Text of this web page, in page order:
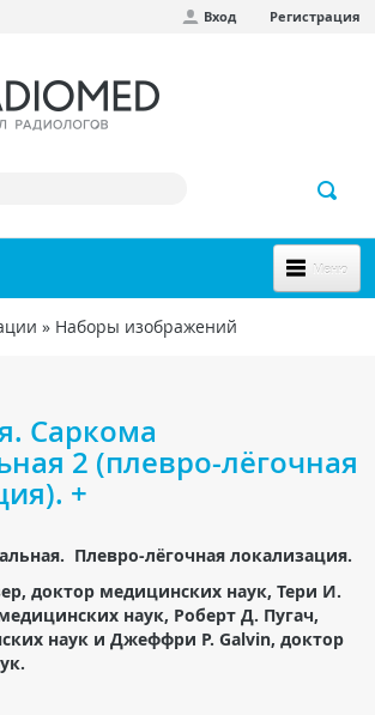
Вход Регистрация
Меню
ссылок
» Наборы изображений
Саркома
2 (плевро-лёгочная
+
Плевро-лёгочная локализация.
доктор медицинских наук, Тери И.
наук, Роберт Д. Пугач,
наук и Джеффри Р. Galvin, доктор